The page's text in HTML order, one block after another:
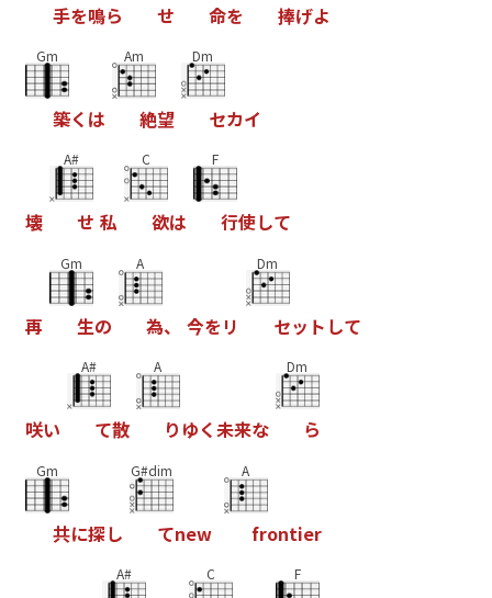
手を鳴ら せ 命を 捧げよ
Gm
築く は
Am
絶望
Dm
セカイ
壊
A#
せ 私
C
欲は
F
行使して
再
Gm
生の
A
為、 今をリ
Dm
セッ ト して
咲い
A#
て散
A
り ゆく未来な
Dm
ら
Gm
共に探し
G#dim
てnew
A
frontier
A# C F